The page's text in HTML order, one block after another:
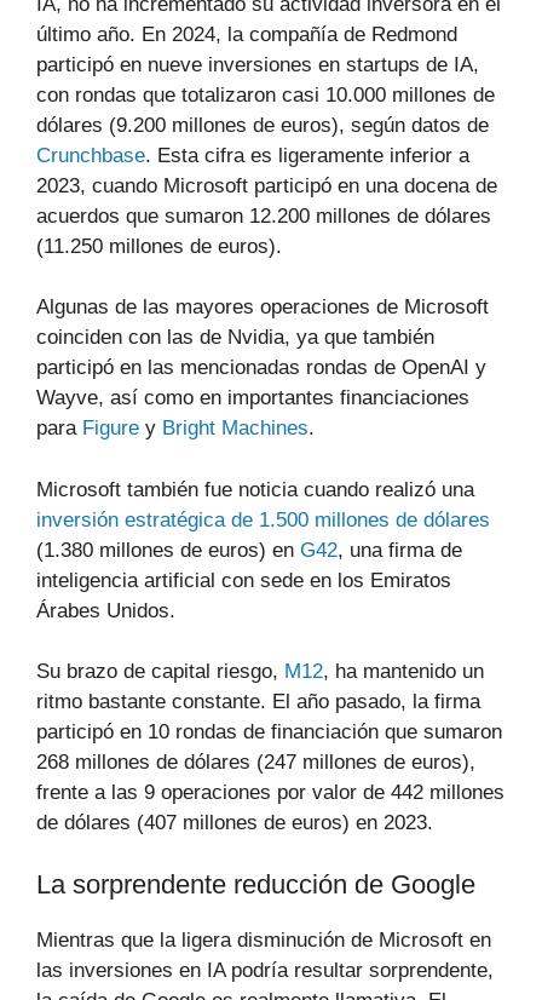
último año. En 2024, la compañía de Redmond
participó en nueve inversiones en startups de IA,
con rondas que totalizaron casi 10.000 millones de
dólares (9.200 millones de euros), según datos de
Crunchbase. Esta cifra es ligeramente inferior a
2023, cuando Microsoft participó en una docena de
acuerdos que sumaron 12.200 millones de dólares
(11.250 millones de euros).
Algunas de las mayores operaciones de Microsoft
coinciden con las de Nvidia, ya que también
participó en las mencionadas rondas de OpenAI y
Wayve, así como en importantes financiaciones
para Figure y Bright Machines.
Microsoft también fue noticia cuando realizó una
inversión estratégica de 1.500 millones de dólares
(1.380 millones de euros) en G42, una firma de
inteligencia artificial con sede en los Emiratos
Árabes Unidos.
Su brazo de capital riesgo, M12, ha mantenido un
ritmo bastante constante. El año pasado, la firma
participó en 10 rondas de financiación que sumaron
268 millones de dólares (247 millones de euros),
frente a las 9 operaciones por valor de 442 millones
de dólares (407 millones de euros) en 2023.
La sorprendente reducción de Google
Mientras que la ligera disminución de Microsoft en
las inversiones en IA podría resultar sorprendente,